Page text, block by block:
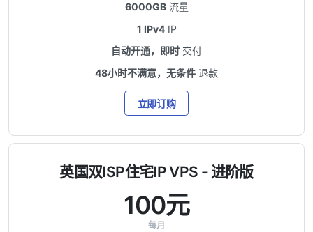
6000GB流量
1 IPv4IP
自动开通，即时 交付
48小时不满意，无条件 退款
立即订购
英国双ISP住宅IP VPS - 进阶版
100元
每月